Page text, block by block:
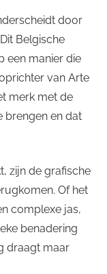
door
Belgische
een manier die
van Arte
merk met de
brengen en dat
zijn de grafische
Of het
complexe jas,
benadering
draagt maar